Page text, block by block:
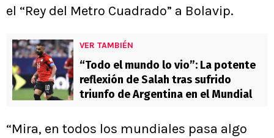
el “Rey del Metro Cuadrado” a Bolavip.
VER TAMBIÉN
“Todo el mundo lo vio”: La potente
reflexión de Salah tras sufrido
triunfo de Argentina en el Mundial
“Mira, en todos los mundiales pasa algo